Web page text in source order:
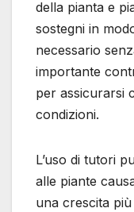
della pianta e
sostegni in
necessario
importante
per assicurarsi
condizioni.
L’uso di tutori
alle piante
una crescita